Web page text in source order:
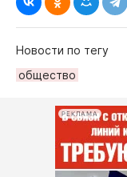
Новости по тегу
общество
РЕКЛАМА